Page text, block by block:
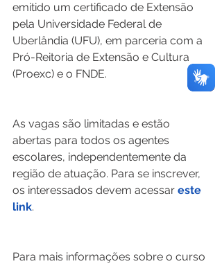
emitido um certificado de Extensão
pela Universidade Federal de
Uberlândia (UFU), em parceria com a
Pró-Reitoria de Extensão e Cultura
(Proexc) e o FNDE.
As vagas são limitadas e estão
abertas para todos os agentes
escolares, independentemente da
região de atuação. Para se inscrever,
os interessados devem acessar este
link.
Para mais informações sobre o curso